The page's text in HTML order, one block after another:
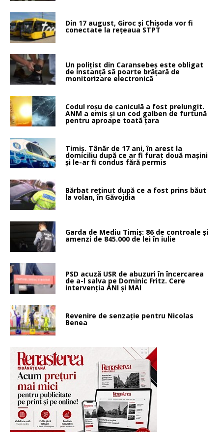
Din 17 august, Giroc și Chișoda vor fi
conectate la rețeaua STPT
Un polițist din Caransebeș este obligat
de instanță să poarte brățară de
monitorizare electronică
Codul roșu de caniculă a fost prelungit.
ANM a emis și un cod galben de furtună
pentru aproape toată țara
Timiș. Tânăr de 17 ani, în arest la
domiciliu după ce ar fi furat două mașini
și le-ar fi condus fără permis
Bărbat reținut după ce a fost prins băut
la volan, în Găvojdia
Garda de Mediu Timiș: 86 de controale și
amenzi de 845.000 de lei în iulie
PSD acuză USR de abuzuri în încercarea
de a-l salva pe Dominic Fritz. Cere
intervenția ANI și MAI
Revenire de senzație pentru Nicolas
Benea